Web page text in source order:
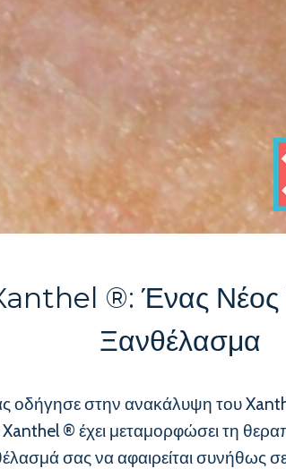
®: Ένας
Ξανθέλασμα
οδήγησε στην ανακάλυψη του
® έχει μεταμορφώσει τη
σας να αφαιρείται συνήθως